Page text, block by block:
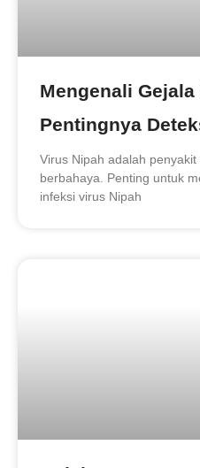
Mengenali
Pentingnya
Virus Nipah adalah
berbahaya. Penting untuk
infeksi virus Nipah